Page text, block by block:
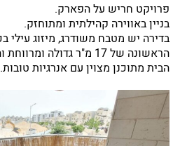
פרויקט חריש על הפארק.
בניין באווירה קהילתית ומתוחזק.
הראשונה של 17 מ"ר גדולה ומרווחת והשניה של 10 מ"ר.
הבית מתוכנן מצוין עם אנרגיות טובות.